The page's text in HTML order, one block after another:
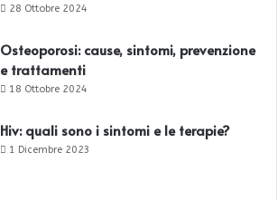
28 Ottobre 2024
Osteoporosi: cause, sintomi, prevenzione
e trattamenti
18 Ottobre 2024
Hiv: quali sono i sintomi e le terapie?
1 Dicembre 2023